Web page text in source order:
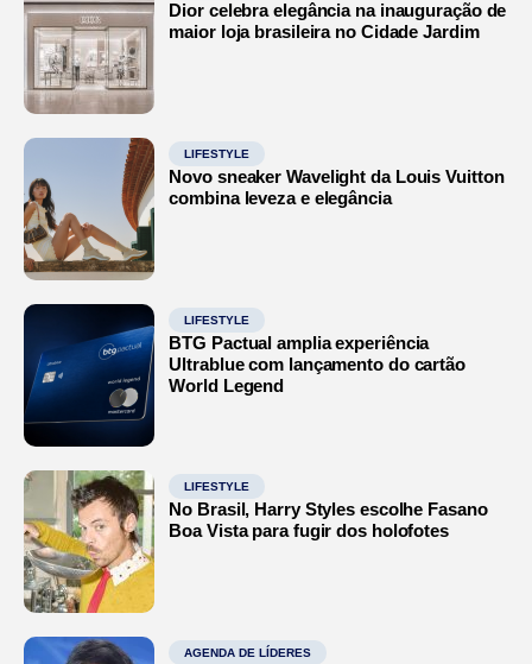
Dior celebra elegância na inauguração de
maior loja brasileira no Cidade Jardim
LIFESTYLE
Novo sneaker Wavelight da Louis Vuitton
combina leveza e elegância
LIFESTYLE
BTG Pactual amplia experiência
Ultrablue com lançamento do cartão
World Legend
LIFESTYLE
No Brasil, Harry Styles escolhe Fasano
Boa Vista para fugir dos holofotes
AGENDA DE LÍDERES